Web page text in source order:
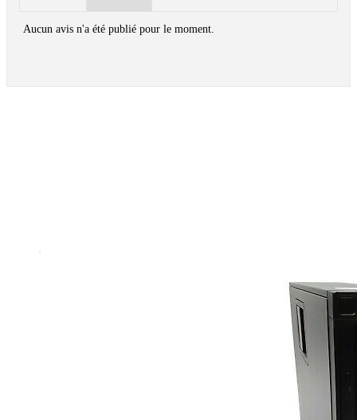
Aucun avis n'a été publié pour le moment.